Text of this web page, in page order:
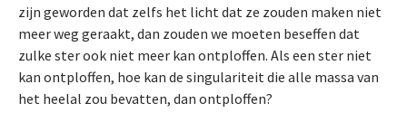
zijn geworden dat zelfs het licht dat ze zouden maken niet
meer weg geraakt, dan zouden we moeten beseffen dat
zulke ster ook niet meer kan ontploffen. Als een ster niet
kan ontploffen, hoe kan de singulariteit die alle massa van
het heelal zou bevatten, dan ontploffen?